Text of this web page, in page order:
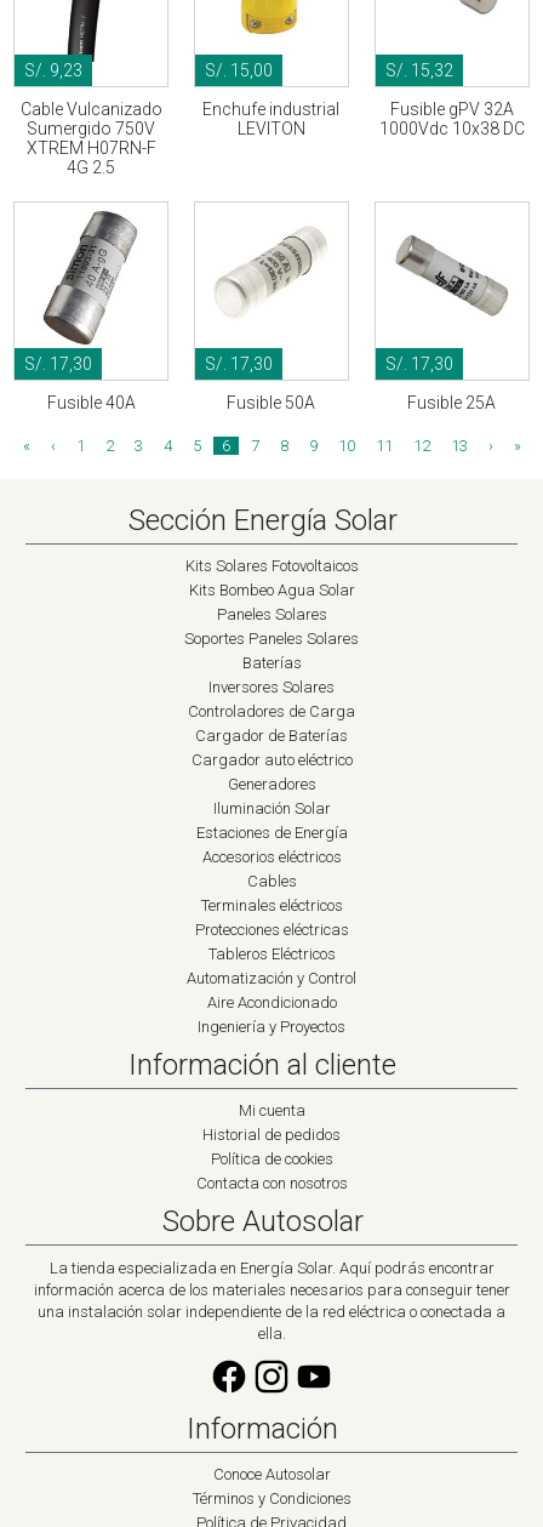
S/. 9,23
Cable Vulcanizado
Sumergido 750V
XTREM H07RN-F
4G 2.5
S/. 15,00
Enchufe industrial
LEVITON
S/. 15,32
Fusible gPV 32A
1000Vdc 10x38 DC
S/. 17,30
Fusible 40A
S/. 17,30
Fusible 50A
S/. 17,30
Fusible 25A
« ‹ 1 2 3 4 5 6 7 8 9 10 11 12 13 › »
Sección Energía Solar
Kits Solares Fotovoltaicos
Kits Bombeo Agua Solar
Paneles Solares
Soportes Paneles Solares
Baterías
Inversores Solares
Controladores de Carga
Cargador de Baterías
Cargador auto eléctrico
Generadores
Iluminación Solar
Estaciones de Energía
Accesorios eléctricos
Cables
Terminales eléctricos
Protecciones eléctricas
Tableros Eléctricos
Automatización y Control
Aire Acondicionado
Ingeniería y Proyectos
Información al cliente
Mi cuenta
Historial de pedidos
Política de cookies
Contacta con nosotros
Sobre Autosolar
La tienda especializada en Energía Solar. Aquí podrás encontrar
información acerca de los materiales necesarios para conseguir tener
una instalación solar independiente de la red eléctrica o conectada a
ella.
Información
Conoce Autosolar
Términos y Condiciones
Política de Privacidad